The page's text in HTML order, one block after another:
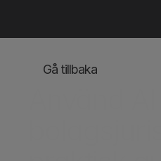
Gå tillbaka